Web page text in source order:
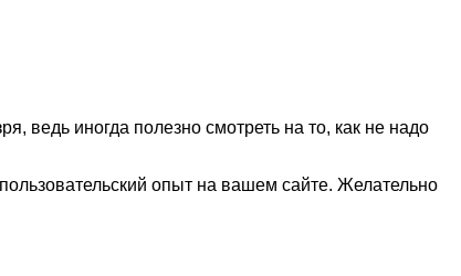
ведь иногда полезно смотреть на то, как не надо
опыт на вашем сайте. Желательно